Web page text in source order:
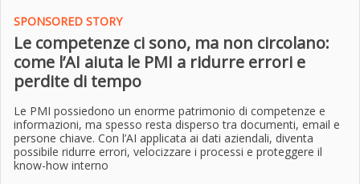
SPONSORED STORY
Le competenze ci sono, ma non circolano:
come l’AI aiuta le PMI a ridurre errori e
perdite di tempo
Le PMI possiedono un enorme patrimonio di competenze e
informazioni, ma spesso resta disperso tra documenti, email e
persone chiave. Con l’AI applicata ai dati aziendali, diventa
possibile ridurre errori, velocizzare i processi e proteggere il
know-how interno